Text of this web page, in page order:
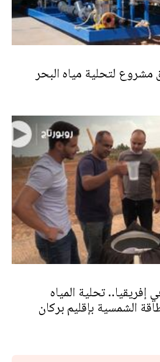
لتحلية مياه البحر
إفريقيا.. تحلية المياه
الشمسية بإقليم بركان